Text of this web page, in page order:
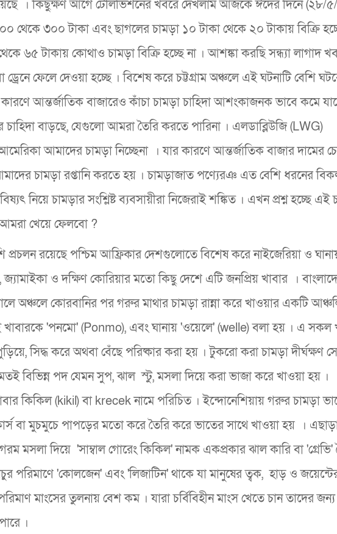
। কিছুক্ষণ আগে টেলিভিশনের খবরে দেখলাম আজকে ঈদের দিনে (২৮/
থেকে ৩০০ টাকা এবং ছাগলের চামড়া ১০ টাকা থেকে ২০ টাকায় বিক্রি
৬৫ টাকায় কোথাও চামড়া বিক্রি হচ্ছে না । আশঙ্কা করছি সন্ধ্যা লাগাদ
ফেলে দেওয়া হচ্ছে । বিশেষ করে চট্টগ্রাম অঞ্চলে এই ঘটনাটি বেশি
কারণে আন্তর্জাতিক বাজারেও কাঁচা চামড়া চাহিদা আশংকাজনক ভাবে কমে
বাড়ছে, যেগুলো আমরা তৈরি করতে পারিনা । এলডাব্লিউজি (LWG)
আমাদের চামড়া নিচ্ছেনা । যার কারণে আন্তর্জাতিক বাজার দামের
চামড়া রপ্তানি করতে হয় । চামড়াজাত পণ্যেরঞ এত বেশি ধরনের
নিয়ে চামড়ার সংশ্লিষ্ট ব্যবসায়ীরা নিজেরাই শঙ্কিত । এখন প্রশ্ন হচ্ছে এই
খেয়ে ফেলবো ?
প্রচলন রয়েছে পশ্চিম আফ্রিকার দেশগুলোতে বিশেষ করে নাইজেরিয়া ও
জ্যামাইকা ও দক্ষিণ কোরিয়ার মতো কিছু দেশে এটি জনপ্রিয় খাবার ।
অঞ্চলে কোরবানির পর গরুর মাথার চামড়া রান্না করে খাওয়ার একটি
খাবারকে 'পনমো' (Ponmo), এবং ঘানায় 'ওয়েলে' (welle) বলা হয় । এ সকল
সিদ্ধ করে অথবা বেঁছে পরিষ্কার করা হয় । টুকরো করা চামড়া দীর্ঘক্ষণ
বিভিন্ন পদ যেমন সুপ, ঝাল স্টু, মসলা দিয়ে করা ভাজা করে খাওয়া হয় ।
কিকিল (kikil) বা krecek নামে পরিচিত । ইন্দোনেশিয়ায় গরুর চামড়া
বা মুচমুচে পাপড়ের মতো করে তৈরি করে ভাতের সাথে খাওয়া হয় ।
মসলা দিয়ে 'সাম্বাল গোরেং কিকিল' নামক একপ্রকার ঝাল কারি বা 'গ্রেভি'
পরিমাণে 'কোলজেন' এবং 'লিজাটিন' থাকে যা মানুষের ত্বক, হাড় ও
মাংসের তুলনায় বেশ কম । যারা চর্বিবিহীন মাংস খেতে চান তাদের
।